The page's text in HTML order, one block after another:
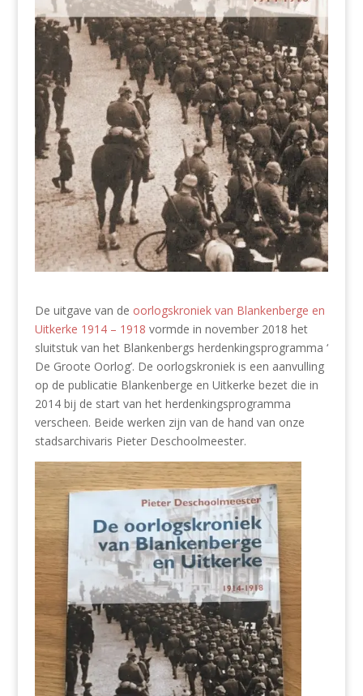
De uitgave van de oorlogskroniek van Blankenberge en
Uitkerke 1914 – 1918 vormde in november 2018 het
sluitstuk van het Blankenbergs herdenkingsprogramma ‘
De Groote Oorlog’. De oorlogskroniek is een aanvulling
op de publicatie Blankenberge en Uitkerke bezet die in
2014 bij de start van het herdenkingsprogramma
verscheen. Beide werken zijn van de hand van onze
stadsarchivaris Pieter Deschoolmeester.